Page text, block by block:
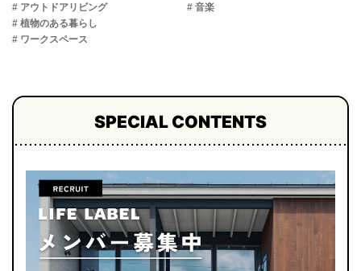
# アウトドアリビング
# 植物のある暮らし
# ワークスペース
# 音楽
SPECIAL CONTENTS